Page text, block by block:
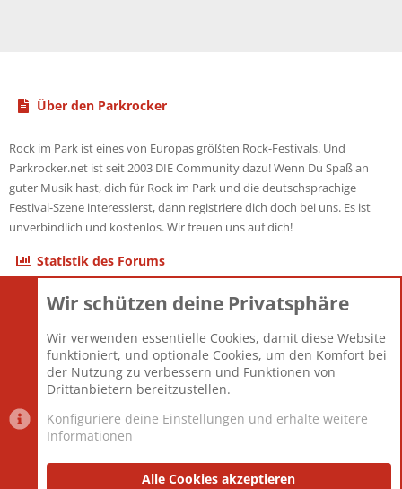
Über den Parkrocker
Rock im Park ist eines von Europas größten Rock-Festivals. Und
Parkrocker.net ist seit 2003 DIE Community dazu! Wenn Du Spaß an
guter Musik hast, dich für Rock im Park und die deutschsprachige
Festival-Szene interessierst, dann registriere dich doch bei uns. Es ist
unverbindlich und kostenlos. Wir freuen uns auf dich!
Statistik des Forums
Themen
Mitglieder
12.427
Neuestes Mitglied
Berlin
Datenschutzerklärung Impressum
Wir schützen deine Privatsphäre
Wir verwenden essentielle Cookies, damit diese Website
funktioniert, und optionale Cookies, um den Komfort bei
der Nutzung zu verbessern und Funktionen von
Drittanbietern bereitzustellen.
Konfiguriere deine Einstellungen und erhalte weitere
Informationen
Alle Cookies akzeptieren